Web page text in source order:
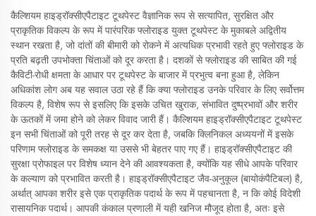
कैल्शियम हाइड्रॉक्सीएपैटाइट टूथपेस्ट वैज्ञानिक रूप से सत्यापित, सुरक्षित और
प्राकृतिक विकल्प के रूप में पारंपरिक फ्लोराइड युक्त टूथपेस्ट के मुकाबले अद्वितीय
स्थान रखता है, जो दांतों की बीमारी को रोकने में अत्यधिक प्रभावी रहते हुए फ्लोराइड के
प्रति बढ़ती उपभोक्ता चिंताओं को दूर करता है। दशकों से फ्लोराइड की साबित की गई
कैविटी-रोधी क्षमता के आधार पर टूथपेस्ट के बाजार में प्रभुत्व बना हुआ है, लेकिन
अधिकांश लोग अब यह सवाल उठा रहे हैं कि क्या फ्लोराइड उनके परिवार के लिए सर्वोत्तम
विकल्प है, विशेष रूप से इसलिए कि इसके उचित खुराक, संभावित दुष्प्रभावों और शरीर
के ऊतकों में जमा होने को लेकर विवाद जारी हैं। कैल्शियम हाइड्रॉक्सीएपैटाइट टूथपेस्ट
इन सभी चिंताओं को पूरी तरह से दूर कर देता है, जबकि क्लिनिकल अध्ययनों में इसके
परिणाम फ्लोराइड के समकक्ष या उससे भी बेहतर पाए गए हैं। हाइड्रॉक्सीएपैटाइट की
सुरक्षा प्रोफाइल पर विशेष ध्यान देने की आवश्यकता है, क्योंकि यह सीधे आपके परिवार
के कल्याण को प्रभावित करती है। हाइड्रॉक्सीएपैटाइट जैव-अनुकूल (बायोकंपैटिबल) है,
अर्थात् आपका शरीर इसे एक प्राकृतिक पदार्थ के रूप में पहचानता है, न कि कोई विदेशी
रासायनिक पदार्थ। आपकी कंकाल प्रणाली में यही खनिज मौजूद होता है, अतः इसे